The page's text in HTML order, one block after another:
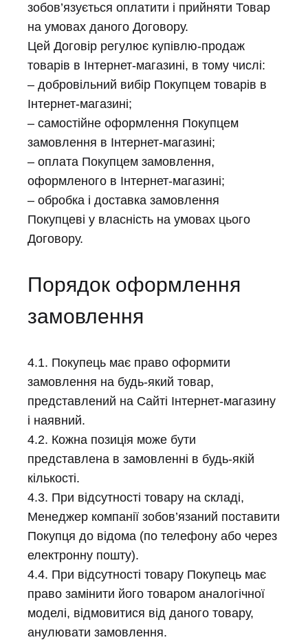
зобов’язується оплатити і прийняти Товар
на умовах даного Договору.
Цей Договір регулює купівлю-продаж
товарів в Інтернет-магазині, в тому числі:
– добровільний вибір Покупцем товарів в
Інтернет-магазині;
– самостійне оформлення Покупцем
замовлення в Інтернет-магазині;
– оплата Покупцем замовлення,
оформленого в Інтернет-магазині;
– обробка і доставка замовлення
Покупцеві у власність на умовах цього
Договору.
Порядок оформлення
замовлення
4.1. Покупець має право оформити
замовлення на будь-який товар,
представлений на Сайті Інтернет-магазину
і наявний.
4.2. Кожна позиція може бути
представлена ​​в замовленні в будь-якій
кількості.
4.3. При відсутності товару на складі,
Менеджер компанії зобов’язаний поставити
Покупця до відома (по телефону або через
електронну пошту).
4.4. При відсутності товару Покупець має
право замінити його товаром аналогічної
моделі, відмовитися від даного товару,
анулювати замовлення.